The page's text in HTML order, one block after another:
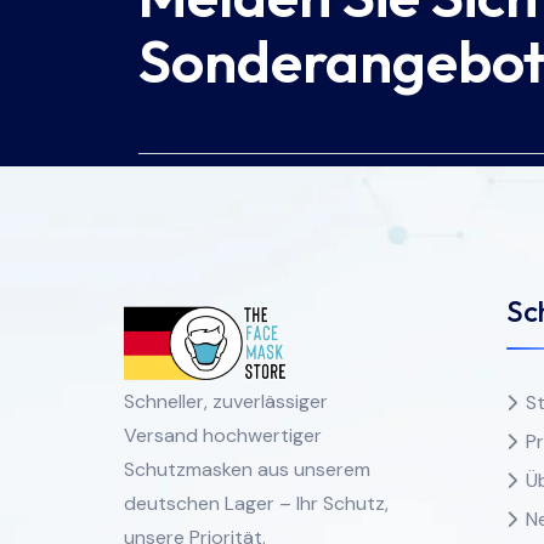
Sonderangebot
Schneller, zuverlässiger
Versand hochwertiger
Schutzmasken aus unserem
deutschen Lager – Ihr Schutz,
unsere Priorität.